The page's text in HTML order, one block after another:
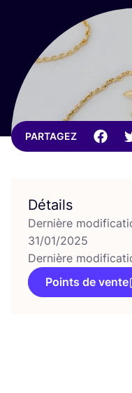
PARTAGEZ
Détails
Dernière
31/01/2025
Dernière
Points de vente